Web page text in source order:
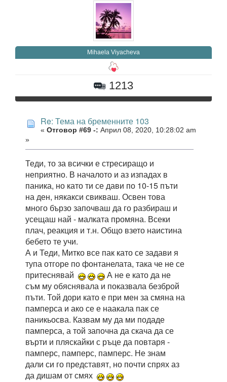
Mihaela Viyacheva
1213
Re: Тема на бременните 103
« Отговор #69 -: Април 08, 2020, 10:28:02 am
»
Теди, то за всички е стресиращо и
неприятно. В началото и аз изпадах в
паника, но като ти се дави по 10-15 пъти
на ден, някакси свикваш. Освен това
много бързо започваш да го разбираш и
усещаш най - малката промяна. Всеки
плач, реакция и т.н. Общо взето наистина
бебето те учи.
А и Теди, Митко все пак като се задави я
тупа отгоре по фонтанелата, така че не се
притеснявай
А не е като да не
съм му обяснявала и показвала безброй
пъти. Той дори като е при мен за смяна на
памперса и ако се е наакала пак се
паникьосва. Казвам му да ми подаде
памперса, а той започна да скача да се
върти и пляскайки с ръце да повтаря -
памперс, памперс, памперс. Не знам
дали си го представят, но почти спрях аз
да дишам от смях